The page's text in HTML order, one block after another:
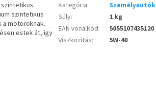
szintetikus
motoroknak.
estek át, így
Kategória:
Személyautók
Súly:
1 kg
EAN vonalkód:
5055107435120
Viszkozitás: 5W-40